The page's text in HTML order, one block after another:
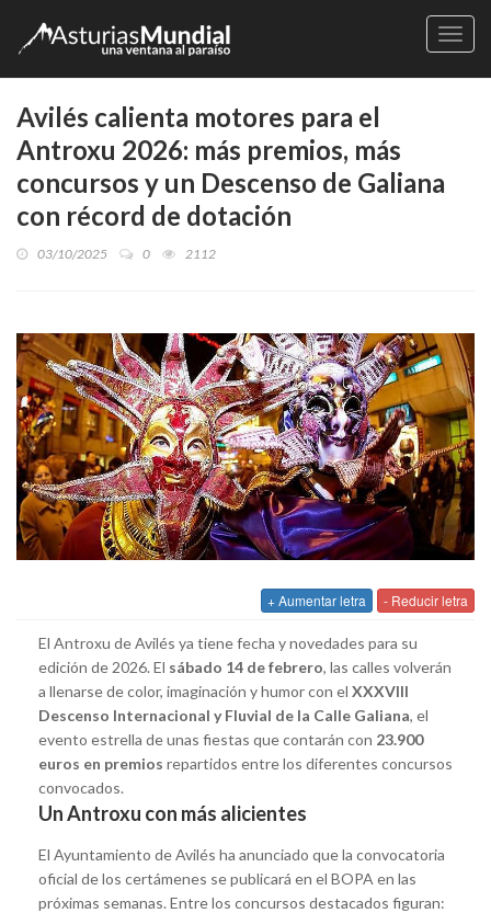
Avilés calienta motores para el
Antroxu 2026: más premios, más
concursos y un Descenso de Galiana
con récord de dotación
03/10/2025 0 2112
+ Aumentar letra - Reducir letra
El Antroxu de Avilés ya tiene fecha y novedades para su
edición de 2026. El sábado 14 de febrero, las calles volverán
a llenarse de color, imaginación y humor con el XXXVIII
Descenso Internacional y Fluvial de la Calle Galiana, el
evento estrella de unas fiestas que contarán con 23.900
euros en premios repartidos entre los diferentes concursos
convocados.
Un Antroxu con más alicientes
El Ayuntamiento de Avilés ha anunciado que la convocatoria
oficial de los certámenes se publicará en el BOPA en las
próximas semanas. Entre los concursos destacados figuran: